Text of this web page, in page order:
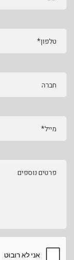
טלפון*
חברה
מייל*
פרטים נוספים